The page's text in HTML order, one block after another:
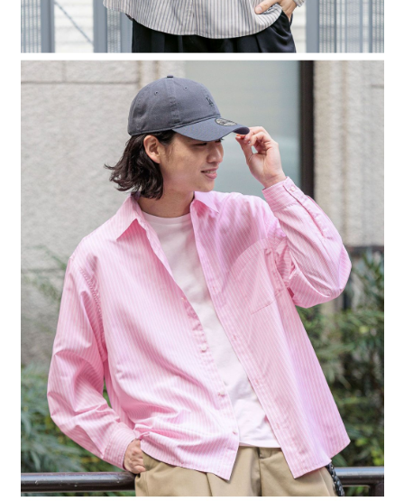
時審查核予不同之上限額度；若仍有額度不足之情形，本公司將視審查結果
請求用戶進行身份認證。
５．嚴禁一人註冊多個帳號或使用他人資訊註冊。若發現惡意使用之情形，
恩沛科技股份有限公司將有權停止該用戶之使用額度並採取法律行動。